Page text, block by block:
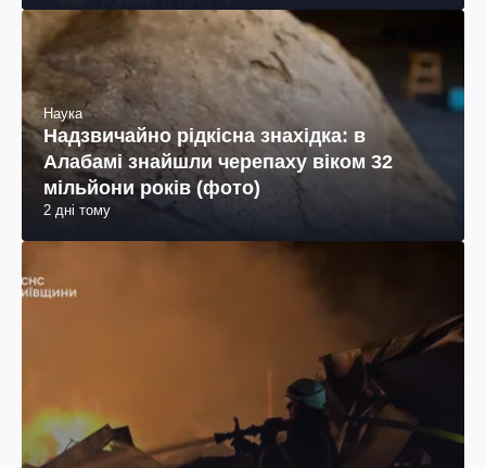
Наука
Надзвичайно рідкісна знахідка: в
Алабамі знайшли черепаху віком 32
мільйони років (фото)
2 дні тому